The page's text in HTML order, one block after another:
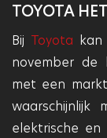
TOYOTA
Bij Toyota
november de
met een
waarschijnlijk
elektrische en